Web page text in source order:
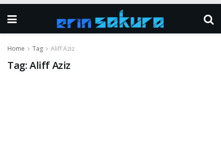
Home Tag Aliff Aziz
Tag:Aliff Aziz